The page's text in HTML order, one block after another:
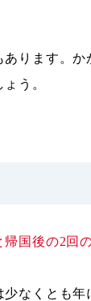
ります。か
う。
帰国後の2回
なくとも年